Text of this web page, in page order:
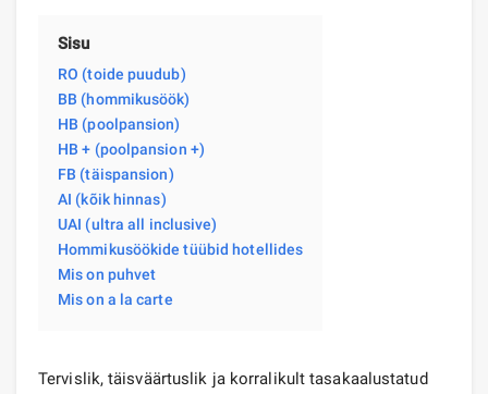
Sisu
RO (toide puudub)
BB (hommikusöök)
HB (poolpansion)
HB + (poolpansion +)
FB (täispansion)
AI (kõik hinnas)
UAI (ultra all inclusive)
Hommikusöökide tüübid hotellides
Mis on puhvet
Mis on a la carte
Tervislik, täisväärtuslik ja korralikult tasakaalustatud